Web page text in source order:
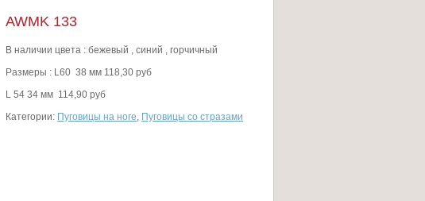
AWMK 133
В наличии цвета : бежевый , синий , горчичный
Размеры : L60 38 мм 118,30 руб
L 54 34 мм 114,90 руб
Категории: Пуговицы на ноге, Пуговицы со стразами